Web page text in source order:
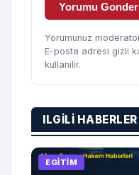
Yorumu Gonder
Yorumunuz
E-posta adresi gizli
kullanilir.
ILGILI HABERLER
EGITIM